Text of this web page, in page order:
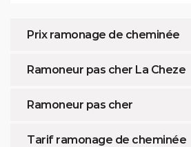
Prix ramonage de cheminée
Ramoneur pas cher La Cheze
Ramoneur pas cher
Tarif ramonage de cheminée